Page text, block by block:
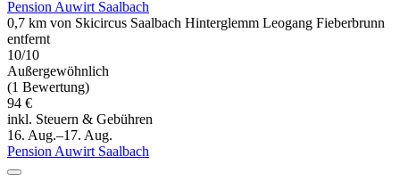
Pension Auwirt Saalbach
0,7 km von Skicircus Saalbach Hinterglemm Leogang Fieberbrunn
entfernt
10/10
Außergewöhnlich
(1 Bewertung)
94 €
inkl. Steuern & Gebühren
16. Aug.–17. Aug.
Pension Auwirt Saalbach